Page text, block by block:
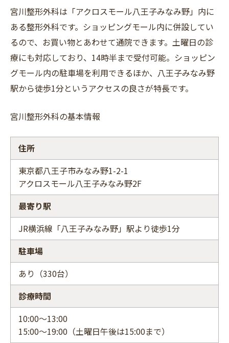
宮川整形外科は「アクロスモール八王子みなみ野」内に
ある整形外科です。ショッピングモール内に併設してい
るので、お買い物とあわせて通院できます。土曜日の診
療にも対応しており、14時半まで受付可能。ショッピン
グモール内の駐車場を利用できるほか、八王子みなみ野
駅から徒歩1分というアクセスの良さが特長です。
宮川整形外科の基本情報
住所
東京都八王子市みなみ野1-2-1
アクロスモール八王子みなみ野2F
最寄り駅
JR横浜線「八王子みなみ野」駅より徒歩1分
駐車場
あり（330台）
診療時間
10:00～13:00
15:00～19:00（土曜日午後は15:00まで）